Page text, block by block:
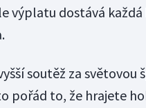
výplatu dostává
soutěž za
pořád to, že hrajete